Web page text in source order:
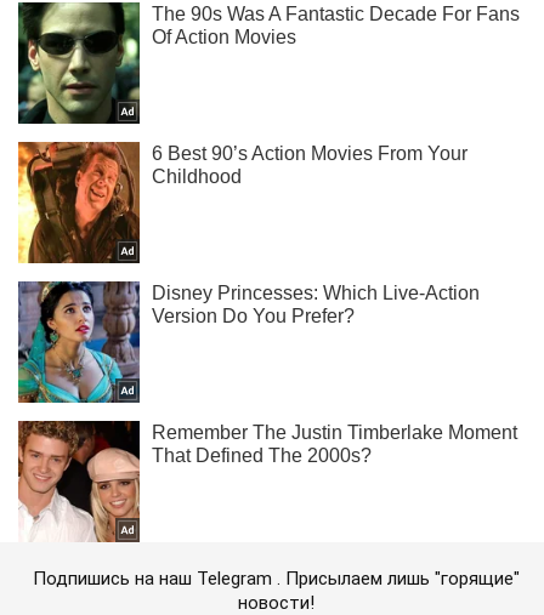
Подпишись на наш Telegram . Присылаем лишь "горящие"
новости!